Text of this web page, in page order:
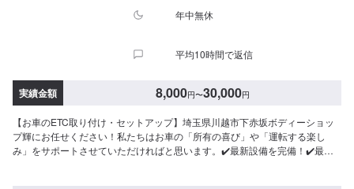
年中無休
平均10時間で返信
実績金額 8,000円〜30,000円
【お車のETC取り付け・セットアップ】埼玉県川越市下赤坂ボディーショッ
プ輝にお任せください！私たちはお車の「所有の喜び」や「運転する楽し
み」をサポートさせていただければと思います。✔️最新設備を完備！✔️最先